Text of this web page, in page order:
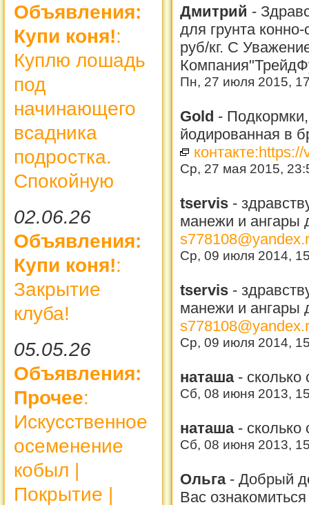
Объявления:
Купи коня!:
Куплю лошадь
под
начинающего
всадника
подростка.
Спокойную
02.06.26
Объявления:
Купи коня!:
Закрытие
клуба!
05.05.26
Объявления:
Прочее:
Искусственное
осеменение
кобыл |
Покрытие |
Дмитрий -
для грунта
руб/кг. С
Пн, 27 июля 2015,
Gold -
йодированная в
Ср, 27 мая 2015,
tservis -
манежи и ангары
Ср, 09 июля 2014,
tservis -
манежи и ангары
Ср, 09 июля 2014,
наташа - сколько
Сб, 08 июня 2013,
наташа - сколько
Сб, 08 июня 2013,
Ольга - Добрый
Вас